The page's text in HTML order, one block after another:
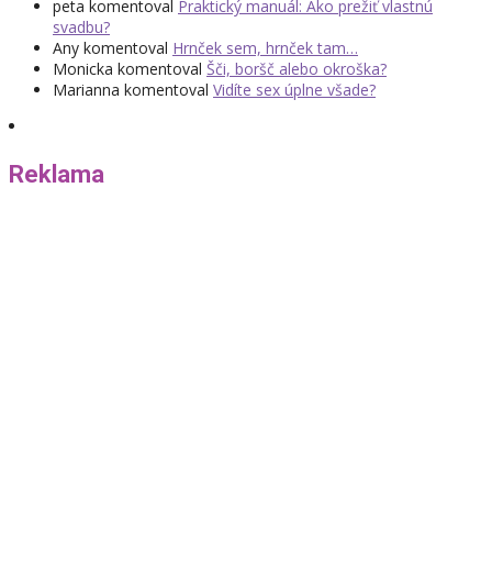
peta komentoval Praktický manuál: Ako prežiť vlastnú
svadbu?
Any komentoval Hrnček sem, hrnček tam…
Monicka komentoval Šči, boršč alebo okroška?
Marianna komentoval Vidíte sex úplne všade?
Reklama